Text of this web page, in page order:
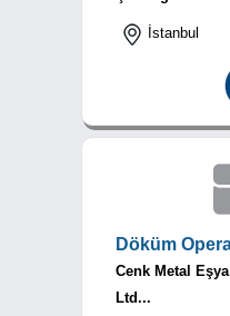
İstanbul
Döküm
Cenk Metal
Ltd...